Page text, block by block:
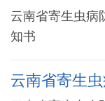
云南省寄生虫病
知书
云南省寄生